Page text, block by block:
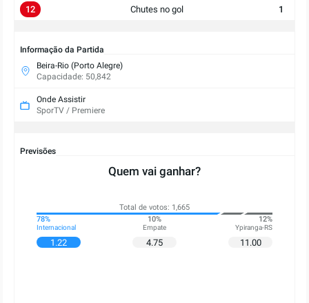
12 Chutes no gol 1
Informação da Partida
Beira-Rio (Porto Alegre)
Capacidade: 50,842
Onde Assistir
SporTV / Premiere
Previsões
Quem vai ganhar?
Total de votos: 1,665
78%
Internacional
10%
Empate
12%
Ypiranga-RS
1.22 4.75 11.00